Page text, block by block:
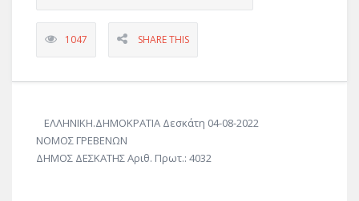
1047 SHARE THIS
ΕΛΛΗΝΙΚΗ.ΔΗΜΟΚΡΑΤΙΑ Δεσκάτη 04-08-2022
ΝΟΜΟΣ ΓΡΕΒΕΝΩΝ
ΔΗΜΟΣ ΔΕΣΚΑΤΗΣ Αριθ. Πρωτ.: 4032